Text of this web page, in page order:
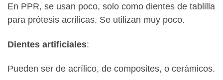
En PPR, se usan poco, solo como dientes de tablilla
para prótesis acrílicas. Se utilizan muy poco.
Dientes artificiales:
Pueden ser de acrílico, de composites, o cerámicos.